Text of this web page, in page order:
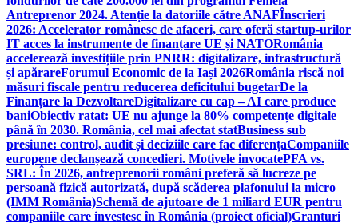
Antreprenor 2024. Atenție la datoriile către ANAFÎnscrieri
2026: Accelerator românesc de afaceri, care oferă startup-urilor
IT acces la instrumente de finanțare UE și NATORomânia
accelerează investițiile prin PNRR: digitalizare, infrastructură
și apărareForumul Economic de la Iași 2026România riscă noi
măsuri fiscale pentru reducerea deficitului bugetarDe la
Finanțare la DezvoltareDigitalizare cu cap – AI care produce
baniObiectiv ratat: UE nu ajunge la 80% competențe digitale
până în 2030. România, cel mai afectat statBusiness sub
presiune: control, audit și deciziile care fac diferențaCompaniile
europene declanșează concedieri. Motivele invocatePFA vs.
SRL: În 2026, antreprenorii români preferă să lucreze pe
persoană fizică autorizată, după scăderea plafonului la micro
(IMM România)Schemă de ajutoare de 1 miliard EUR pentru
companiile care investesc în România (proiect oficial)Granturi